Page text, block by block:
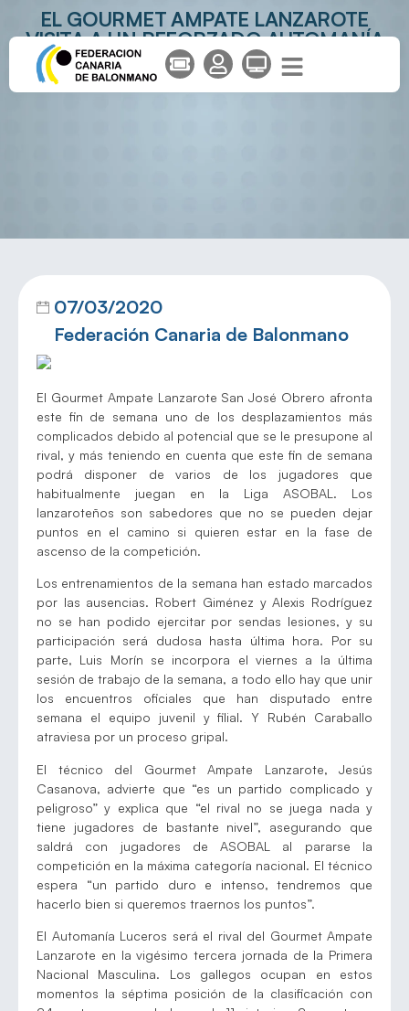
EL GOURMET AMPATE LANZAROTE
VISITA A UN REFORZADO AUTOMANÍA
LUCEROS
07/03/2020
Federación Canaria de Balonmano
El Gourmet Ampate Lanzarote San José Obrero afronta
este fin de semana uno de los desplazamientos más
complicados debido al potencial que se le presupone al
rival, y más teniendo en cuenta que este fin de semana
podrá disponer de varios de los jugadores que
habitualmente juegan en la Liga ASOBAL. Los
lanzaroteños son sabedores que no se pueden dejar
puntos en el camino si quieren estar en la fase de
ascenso de la competición.
Los entrenamientos de la semana han estado marcados
por las ausencias. Robert Giménez y Alexis Rodríguez
no se han podido ejercitar por sendas lesiones, y su
participación será dudosa hasta última hora. Por su
parte, Luis Morín se incorpora el viernes a la última
sesión de trabajo de la semana, a todo ello hay que unir
los encuentros oficiales que han disputado entre
semana el equipo juvenil y filial. Y Rubén Caraballo
atraviesa por un proceso gripal.
El técnico del Gourmet Ampate Lanzarote, Jesús
Casanova, advierte que “es un partido complicado y
peligroso” y explica que “el rival no se juega nada y
tiene jugadores de bastante nivel”, asegurando que
saldrá con jugadores de ASOBAL al pararse la
competición en la máxima categoría nacional. El técnico
espera “un partido duro e intenso, tendremos que
hacerlo bien si queremos traernos los puntos”.
El Automanía Luceros será el rival del Gourmet Ampate
Lanzarote en la vigésimo tercera jornada de la Primera
Nacional Masculina. Los gallegos ocupan en estos
momentos la séptima posición de la clasificación con